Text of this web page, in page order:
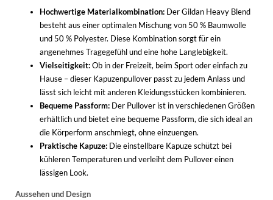
Hochwertige Materialkombination: Der Gildan Heavy Blend
besteht aus einer optimalen Mischung von 50 % Baumwolle
und 50 % Polyester. Diese Kombination sorgt für ein
angenehmes Tragegefühl und eine hohe Langlebigkeit.
Vielseitigkeit:Ob in der Freizeit, beim Sport oder einfach zu
Hause – dieser Kapuzenpullover passt zu jedem Anlass und
lässt sich leicht mit anderen Kleidungsstücken kombinieren.
Bequeme Passform: Der Pullover ist in verschiedenen Größen
erhältlich und bietet eine bequeme Passform, die sich ideal an
die Körperform anschmiegt, ohne einzuengen.
Praktische Kapuze: Die einstellbare Kapuze schützt bei
kühleren Temperaturen und verleiht dem Pullover einen
lässigen Look.
Aussehen und Design